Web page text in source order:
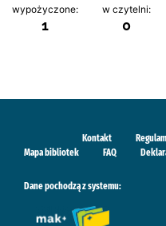
wypożyczone:
1
w czytelni:
0
Kontakt
Mapa bibliotek
FAQ
Dane pochodzą z systemu: